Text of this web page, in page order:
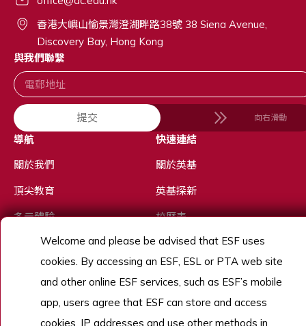
香港大嶼山愉景灣澄湖畔路38號 38 Siena Avenue,
Discovery Bay, Hong Kong
與我們聯繫
提交 向右滑動
導航
關於我們
頂尖教育
多元體驗
優秀人才
快速連結
關於英基
英基探新
校曆表
Welcome and please be advised that ESF uses
cookies. By accessing an ESF, ESL or PTA web site
and other online ESF services, such as ESF’s mobile
app, users agree that ESF can store and access
cookies, IP addresses and use other methods in